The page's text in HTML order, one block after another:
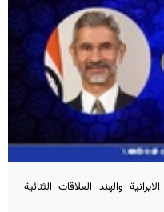
والهند العلاقات الثنائية